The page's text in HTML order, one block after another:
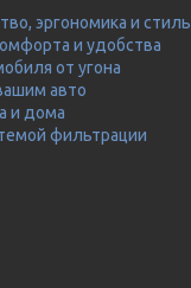
эргономика и стиль
и удобства
от угона
авто
и дома
фильтрации